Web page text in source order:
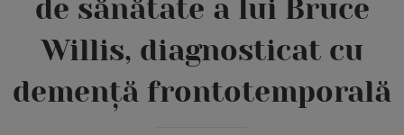
de sănătate a lui Bruce
Willis, diagnosticat cu
demență frontotemporală